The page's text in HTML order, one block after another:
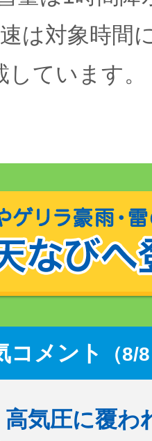
は対象時間
しています。
コメント （8/
気圧に覆わ